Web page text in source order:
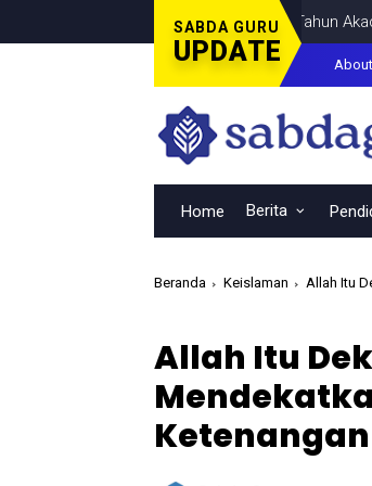
SABDA GURU
UPDATE
bagi 100 Calon Mahasiswa Tahun Akademik
Home Berita
Beranda Keislaman Allah Itu
Allah Itu
Ketenangan